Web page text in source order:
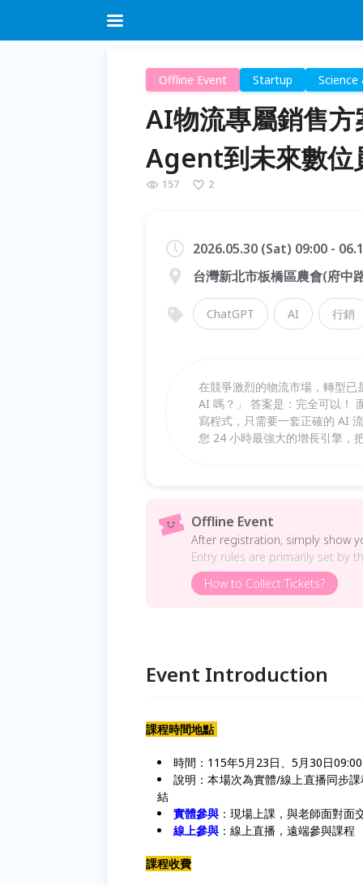
Offline Event Startup Science
AI物流專屬銷售
Agent到未來數位
157 2
2026.05.30 (Sat) 09:00 -
台灣新北市板橋區農會(府中
ChatGPT AI 行銷
在競爭激烈的物流市場，轉型
AI 嗎？」 答案是：完全可以！
寫程式，只需要一套正確的 AI
您 24 小時最強大的增長引擎，
Offline Event
After registration, simply show
Entry rules are primarily set by
How to Collect Tickets?
Event Introduction
課程時間地點
時間：115年5月23日、5月30日
說明：本場次為實體/線上直播同步
結
實體參與 ：現場上課，與老師面對
線上參與 ：線上直播，遠端參與課程
課程收費